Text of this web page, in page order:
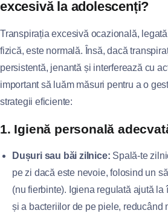
excesivă la adolescenți?
Transpirația excesivă ocazională,
fizică, este normală. Însă, dacă
persistentă, jenantă și interferează cu
important să luăm măsuri pentru a o
strategii eficiente:
1. Igienă personală
Dușuri sau băi zilnice: Spală-te
pe zi dacă este nevoie, folosind un
(nu fierbinte). Igiena regulată ajută
și a bacteriilor de pe piele, reducând